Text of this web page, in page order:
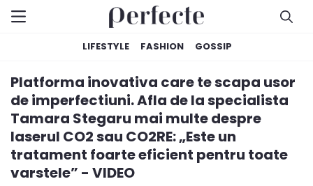
LIFESTYLE FASHION GOSSIP
Platforma inovativa care te scapa usor
de imperfectiuni. Afla de la specialista
Tamara Stegaru mai multe despre
laserul CO2 sau CO2RE: „Este un
tratament foarte eficient pentru toate
varstele” - VIDEO